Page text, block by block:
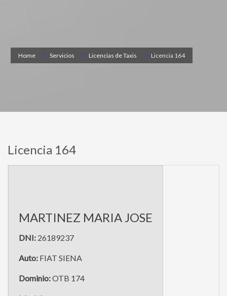
Home Servicios Licencias de Taxis Licencia 164
Licencia 164
MARTINEZ MARIA JOSE
DNI: 26189237
Auto: FIAT SIENA
Dominio:OTB 174